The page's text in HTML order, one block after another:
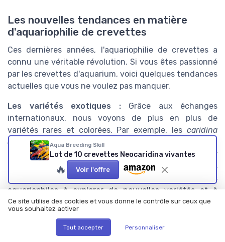
Les nouvelles tendances en matière
d'aquariophilie de crevettes
Ces dernières années, l'aquariophilie de crevettes a
connu une véritable révolution. Si vous êtes passionné
par les crevettes d'aquarium, voici quelques tendances
actuelles que vous ne voulez pas manquer.
Les variétés exotiques :Grâce aux échanges
internationaux, nous voyons de plus en plus de
variétés rares et colorées. Par exemple, les caridina
cantonensis'Red Crystal' et 'Black Crystal' sont
devenues extrêmement populaires, notamment pour
leur beauté et leurs motifs uniques. Des experts
comme Takashi Amano ont même poussé les
aquariophiles à explorer de nouvelles variétés et à
créer de magnifiques aquascapes.
Les aquariums nano :Les aquariums de petite taille,
souvent entre 10 et 30 litres, gagnent en popularité. Ils
Aqua Breeding Skill
Lot de 10 crevettes Neocaridina vivantes
🔥 Voir l'offre
Ce site utilise des cookies et vous donne le contrôle sur ceux que
vous souhaitez activer
Tout accepter Personnaliser